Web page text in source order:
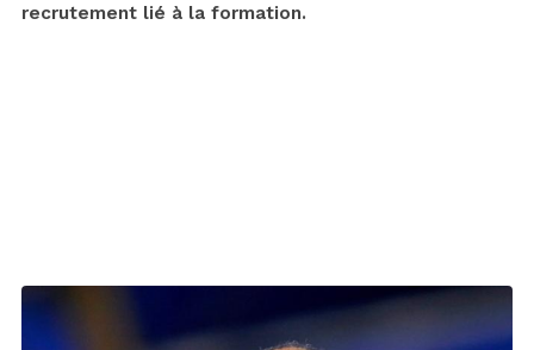
recrutement lié à la formation.